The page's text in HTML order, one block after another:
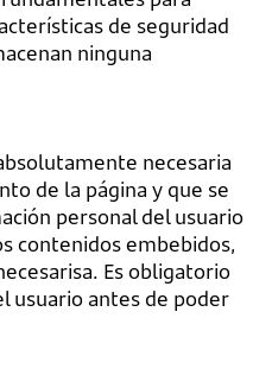
de seguridad
ninguna
necesaria
de la página y que se
personal del usuario
contenidos embebidos,
Es obligatorio
usuario antes de poder